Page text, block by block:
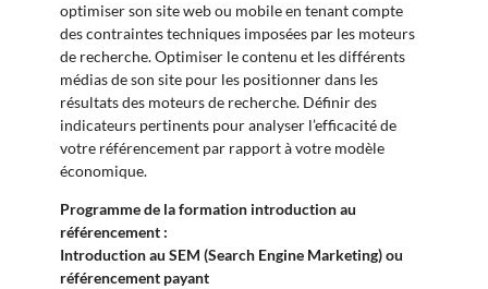
optimiser son site web ou mobile en tenant compte
des contraintes techniques imposées par les moteurs
de recherche. Optimiser le contenu et les différents
médias de son site pour les positionner dans les
résultats des moteurs de recherche. Définir des
indicateurs pertinents pour analyser l’efficacité de
votre référencement par rapport à votre modèle
économique.
Programme de la formation introduction au
référencement :
Introduction au SEM (Search Engine Marketing) ou
référencement payant